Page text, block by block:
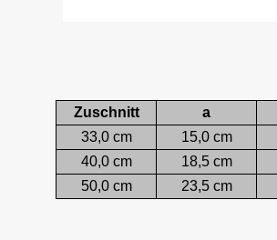
Zuschnitt a
33,0 cm
15,0 cm
40,0 cm
18,5 cm
50,0 cm
23,5 cm